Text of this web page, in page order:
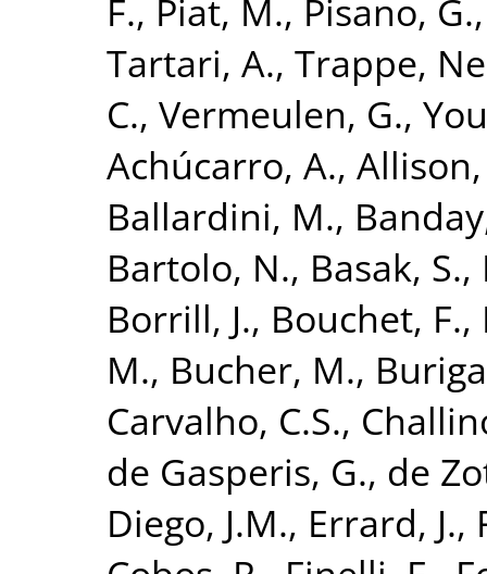
F., Piat, M., Pisano, G.
Tartari, A., Trappe,
C., Vermeulen, G.,
Achúcarro, A., Allison,
Ballardini, M.,
Bartolo, N., Basak, S.,
Borrill, J., Bouchet, F.,
M., Bucher, M.,
Carvalho, C.S.,
de Gasperis, G., de
Diego, J.M., Errard, J.,